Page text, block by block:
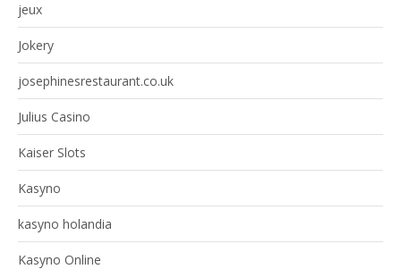
jeux
Jokery
josephinesrestaurant.co.uk
Julius Casino
Kaiser Slots
Kasyno
kasyno holandia
Kasyno Online